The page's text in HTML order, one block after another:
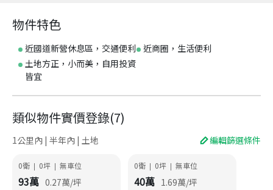
物件特色
近國道新營休息區，交通便利
近商圈，生活便利
土地方正，小而美，自用投資
皆宜
類似物件實價登錄(7)
1公里內 | 半年內 | 土地 編輯篩選條件
0衛 | 0坪 | 無車位
93萬 0.27萬/坪
0衛 | 0坪 | 無車位
40萬 1.69萬/坪